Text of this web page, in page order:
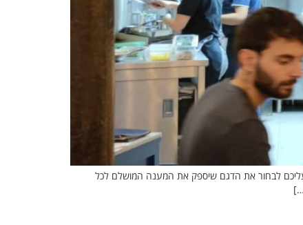
ועליכם לבחור את הדגם שיספק את המענה המושלם לכל